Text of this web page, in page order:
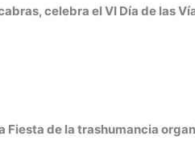
celebra el VI Día de las
La Fiesta de la trashumancia